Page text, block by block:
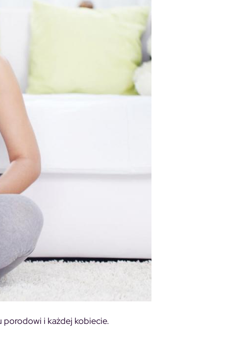
i każdej kobiecie.